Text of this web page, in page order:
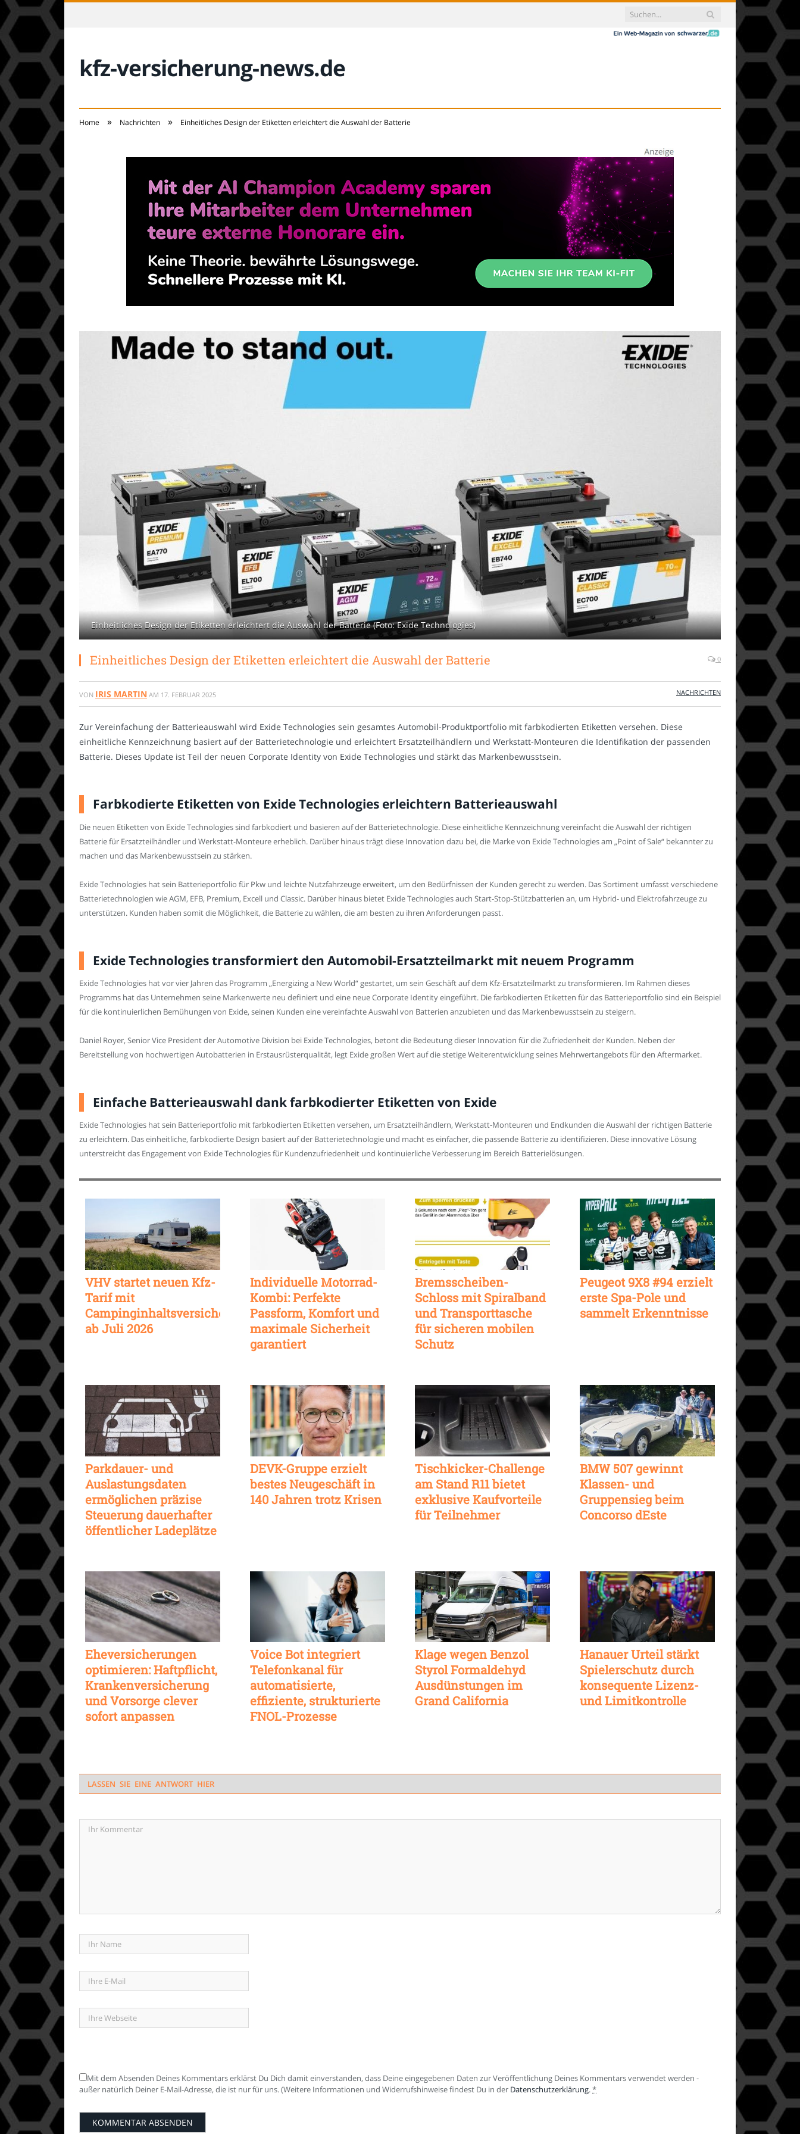
kfz-versicherung-news.de
Home » Nachrichten » Einheitliches Design der Etiketten erleichtert die Auswahl der Batterie
Einheitliches Design der Etiketten erleichtert die Auswahl der Batterie (Foto: Exide Technologies)
Einheitliches Design der Etiketten erleichtert die Auswahl der Batterie 0
VON IRIS MARTIN AM 17. FEBRUAR 2025 NACHRICHTEN
Zur Vereinfachung der Batterieauswahl wird Exide Technologies sein gesamtes Automobil-Produktportfolio mit farbkodierten Etiketten versehen. Diese
einheitliche Kennzeichnung basiert auf der Batterietechnologie und erleichtert Ersatzteilhändlern und Werkstatt-Monteuren die Identifikation der passenden
Batterie. Dieses Update ist Teil der neuen Corporate Identity von Exide Technologies und stärkt das Markenbewusstsein.
Farbkodierte Etiketten von Exide Technologies erleichtern Batterieauswahl
Die neuen Etiketten von Exide Technologies sind farbkodiert und basieren auf der Batterietechnologie. Diese einheitliche Kennzeichnung vereinfacht die Auswahl der richtigen
Batterie für Ersatzteilhändler und Werkstatt-Monteure erheblich. Darüber hinaus trägt diese Innovation dazu bei, die Marke von Exide Technologies am „Point of Sale“ bekannter zu
machen und das Markenbewusstsein zu stärken.
Exide Technologies hat sein Batterieportfolio für Pkw und leichte Nutzfahrzeuge erweitert, um den Bedürfnissen der Kunden gerecht zu werden. Das Sortiment umfasst verschiedene
Batterietechnologien wie AGM, EFB, Premium, Excell und Classic. Darüber hinaus bietet Exide Technologies auch Start-Stop-Stützbatterien an, um Hybrid- und Elektrofahrzeuge zu
unterstützen. Kunden haben somit die Möglichkeit, die Batterie zu wählen, die am besten zu ihren Anforderungen passt.
Exide Technologies transformiert den Automobil-Ersatzteilmarkt mit neuem Programm
Exide Technologies hat vor vier Jahren das Programm „Energizing a New World“ gestartet, um sein Geschäft auf dem Kfz-Ersatzteilmarkt zu transformieren. Im Rahmen dieses
Programms hat das Unternehmen seine Markenwerte neu definiert und eine neue Corporate Identity eingeführt. Die farbkodierten Etiketten für das Batterieportfolio sind ein Beispiel
für die kontinuierlichen Bemühungen von Exide, seinen Kunden eine vereinfachte Auswahl von Batterien anzubieten und das Markenbewusstsein zu steigern.
Daniel Royer, Senior Vice President der Automotive Division bei Exide Technologies, betont die Bedeutung dieser Innovation für die Zufriedenheit der Kunden. Neben der
Bereitstellung von hochwertigen Autobatterien in Erstausrüsterqualität, legt Exide großen Wert auf die stetige Weiterentwicklung seines Mehrwertangebots für den Aftermarket.
Einfache Batterieauswahl dank farbkodierter Etiketten von Exide
Exide Technologies hat sein Batterieportfolio mit farbkodierten Etiketten versehen, um Ersatzteilhändlern, Werkstatt-Monteuren und Endkunden die Auswahl der richtigen Batterie
zu erleichtern. Das einheitliche, farbkodierte Design basiert auf der Batterietechnologie und macht es einfacher, die passende Batterie zu identifizieren. Diese innovative Lösung
unterstreicht das Engagement von Exide Technologies für Kundenzufriedenheit und kontinuierliche Verbesserung im Bereich Batterielösungen.
VHV startet neuen Kfz-
Tarif mit
Campinginhaltsversicherung
ab Juli 2026
Individuelle Motorrad-
Kombi: Perfekte
Passform, Komfort und
maximale Sicherheit
garantiert
Bremsscheiben-
Schloss mit Spiralband
und Transporttasche
für sicheren mobilen
Schutz
Peugeot 9X8 #94 erzielt
erste Spa-Pole und
sammelt Erkenntnisse
Parkdauer- und
Auslastungsdaten
ermöglichen präzise
Steuerung dauerhafter
öffentlicher Ladeplätze
DEVK-Gruppe erzielt
bestes Neugeschäft in
140 Jahren trotz Krisen
Tischkicker-Challenge
am Stand R11 bietet
exklusive Kaufvorteile
für Teilnehmer
BMW 507 gewinnt
Klassen- und
Gruppensieg beim
Concorso dEste
Eheversicherungen
optimieren: Haftpflicht,
Krankenversicherung
und Vorsorge clever
sofort anpassen
Voice Bot integriert
Telefonkanal für
automatisierte,
effiziente, strukturierte
FNOL-Prozesse
Klage wegen Benzol
Styrol Formaldehyd
Ausdünstungen im
Grand California
Hanauer Urteil stärkt
Spielerschutz durch
konsequente Lizenz-
und Limitkontrolle
LASSEN SIE EINE ANTWORT HIER
Mit dem Absenden Deines Kommentars erklärst Du Dich damit einverstanden, dass Deine eingegebenen Daten zur Veröffentlichung Deines Kommentars verwendet werden -
außer natürlich Deiner E-Mail-Adresse, die ist nur für uns. (Weitere Informationen und Widerrufshinweise findest Du in der Datenschutzerklärung.*